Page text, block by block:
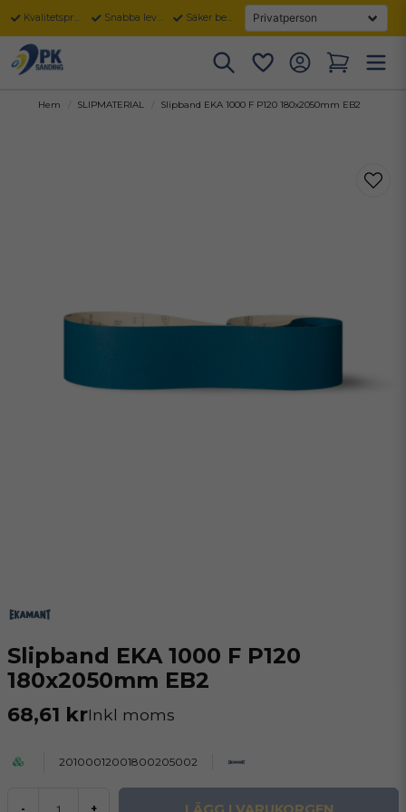
Kvalitetsprodukter Snabba leveranser Säker betalning
Hem SLIPMATERIAL Slipband EKA 1000 F P120 180x2050mm EB2
Slipband EKA 1000 F P120
180x2050mm EB2
68,61 krInkl moms
20100012001800205002
- +